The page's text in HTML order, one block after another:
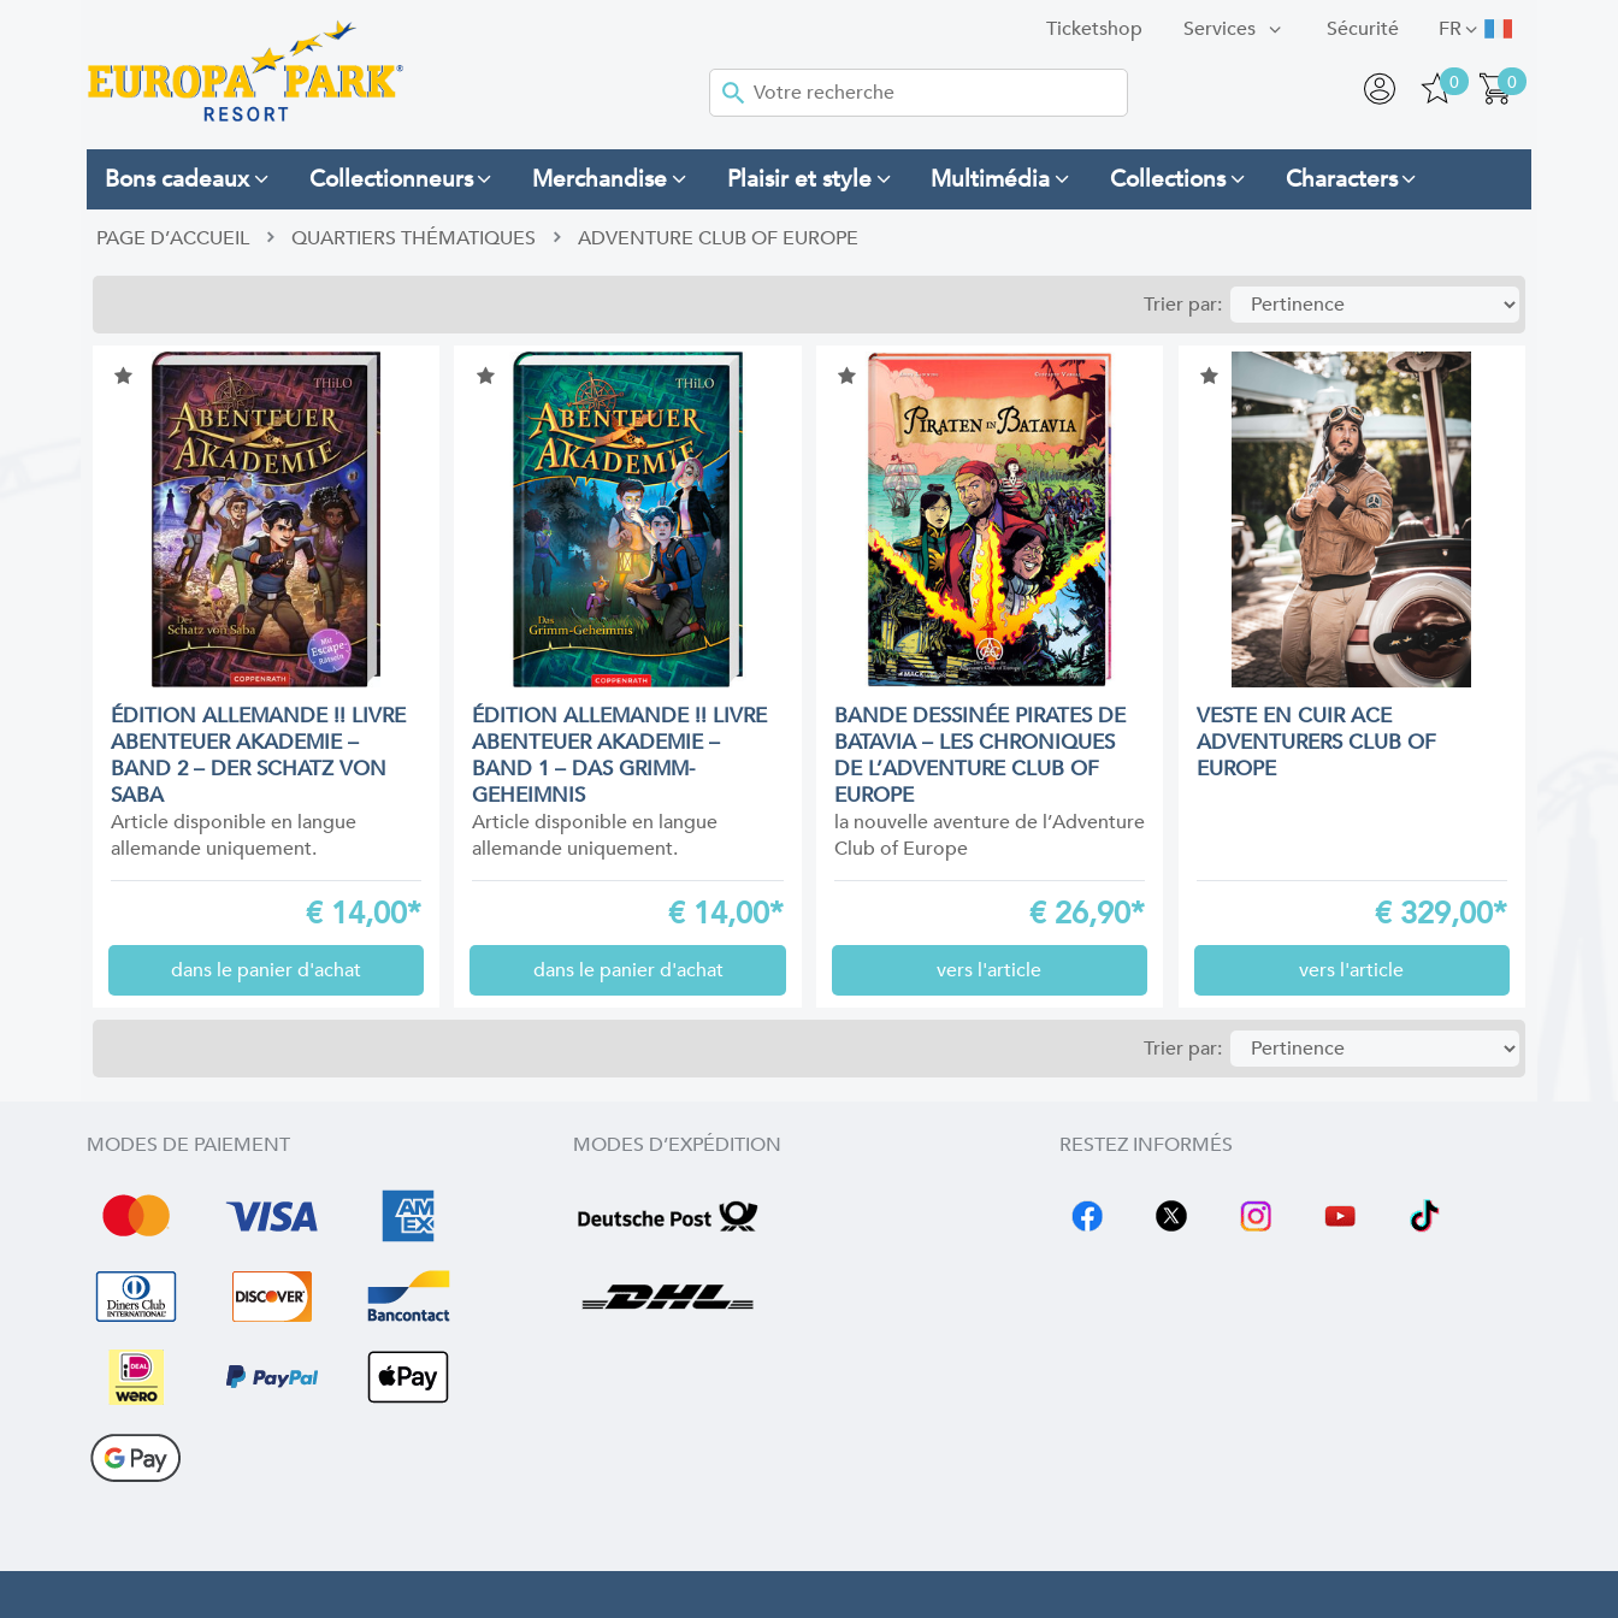
FR
Sécurité
Services
Ticketshop
0
0
Bons cadeaux Collectionneurs Merchandise Plaisir et style Multimédia Collections Characters
PAGE D’ACCUEIL QUARTIERS THÉMATIQUES ADVENTURE CLUB OF EUROPE
Trier par:
ÉDITION ALLEMANDE !! LIVRE
ABENTEUER AKADEMIE –
BAND 2 – DER SCHATZ VON
SABA
Article disponible en langue
allemande uniquement.
€ 14,00*
dans le panier d'achat
ÉDITION ALLEMANDE !! LIVRE
ABENTEUER AKADEMIE –
BAND 1 – DAS GRIMM-
GEHEIMNIS
Article disponible en langue
allemande uniquement.
€ 14,00*
dans le panier d'achat
BANDE DESSINÉE PIRATES DE
BATAVIA – LES CHRONIQUES
DE L’ADVENTURE CLUB OF
EUROPE
la nouvelle aventure de l’Adventure
Club of Europe
€ 26,90*
vers l'article
VESTE EN CUIR ACE
ADVENTURERS CLUB OF
EUROPE
€ 329,00*
vers l'article
Trier par:
MODES DE PAIEMENT MODES D’EXPÉDITION RESTEZ INFORMÉS